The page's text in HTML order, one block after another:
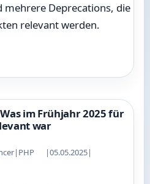
Deprecations, die
relevant werden.
im Frühjahr 2025 für
war
| PHP |05.05.2025|